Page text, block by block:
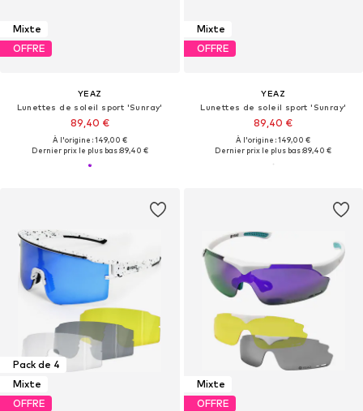
Mixte
OFFRE
YEAZ
Lunettes de soleil sport 'Sunray'
89,40 €
À l'origine : 149,00 €
Dernier prix le plus bas :89,40 €
Mixte
OFFRE
YEAZ
Lunettes de soleil sport 'Sunray'
89,40 €
À l'origine : 149,00 €
Dernier prix le plus bas :89,40 €
Pack de 4
Mixte
OFFRE
Mixte
OFFRE